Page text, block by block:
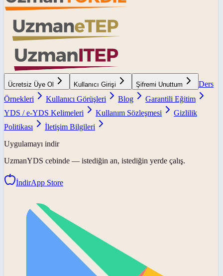
Ücretsiz Üye Ol Kullanıcı Girişi Şifremi Unuttum
Ders
Örnekleri
Kullanıcı Görüşleri Blog
Garantili Eğitim
YDS / e-YDS Kelimeleri
Kullanım Sözleşmesi
Gizlilik
Politikası
İletişim Bilgileri
Uygulamayı indir
UzmanYDS cebinde — istediğin an, istediğin yerde çalış.
İndirApp Store